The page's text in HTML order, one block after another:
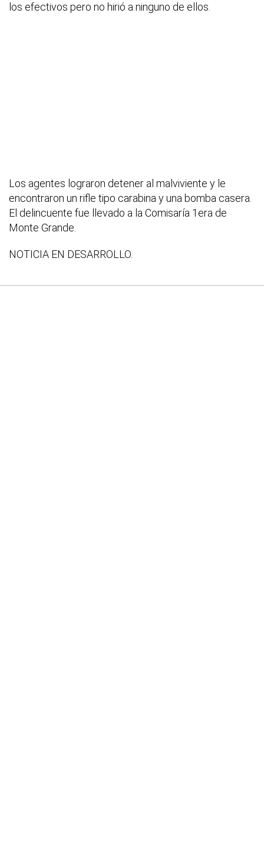
los efectivos pero no hirió a ninguno de ellos.
Los agentes lograron detener al malviviente y le
encontraron un rifle tipo carabina y una bomba casera.
El delincuente fue llevado a la Comisaría 1era de
Monte Grande.
NOTICIA EN DESARROLLO.